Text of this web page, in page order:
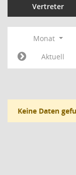
Vertreter
Monat
Aktuell
Keine Daten